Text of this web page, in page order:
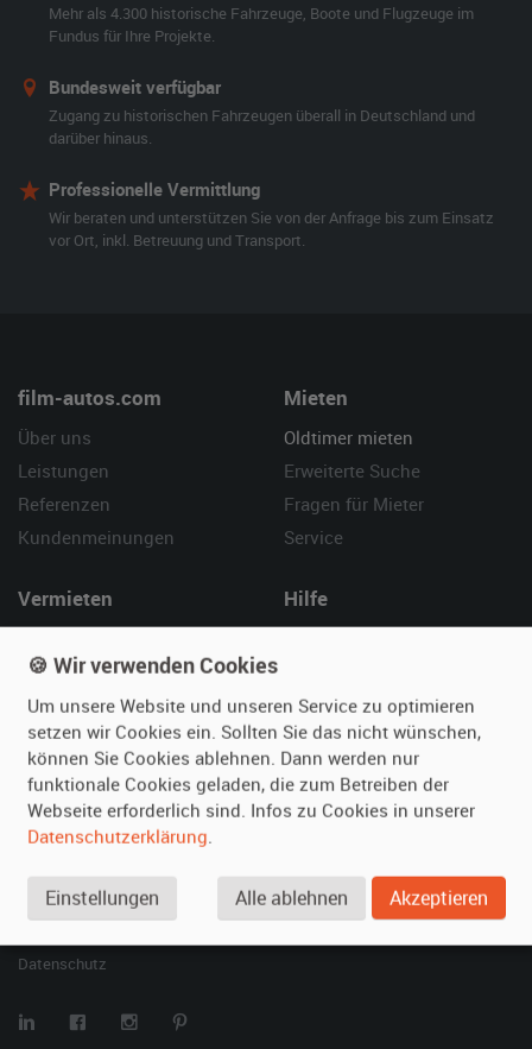
Mehr als 4.300 historische Fahrzeuge, Boote und Flugzeuge im
Fundus für Ihre Projekte.
Bundesweit verfügbar
Zugang zu historischen Fahrzeugen überall in Deutschland und
darüber hinaus.
Professionelle Vermittlung
Wir beraten und unterstützen Sie von der Anfrage bis zum Einsatz
vor Ort, inkl. Betreuung und Transport.
film-autos.com
Über uns
Leistungen
Referenzen
Kundenmeinungen
Mieten
Oldtimer mieten
Erweiterte Suche
Fragen für Mieter
Service
Vermieten
Fotos senden
Fragen für Vermieter
Inserat verwalten
Hilfe
Kontakt
SPECIAL
Berühmte Filmautos –
Datenschutz
🍪 Wir verwenden Cookies
Um unsere Website und unseren Service zu optimieren
setzen wir Cookies ein. Sollten Sie das nicht wünschen,
können Sie Cookies ablehnen. Dann werden nur
funktionale Cookies geladen, die zum Betreiben der
Webseite erforderlich sind. Infos zu Cookies in unserer
Datenschutzerklärung.
Einstellungen Alle ablehnen Akzeptieren